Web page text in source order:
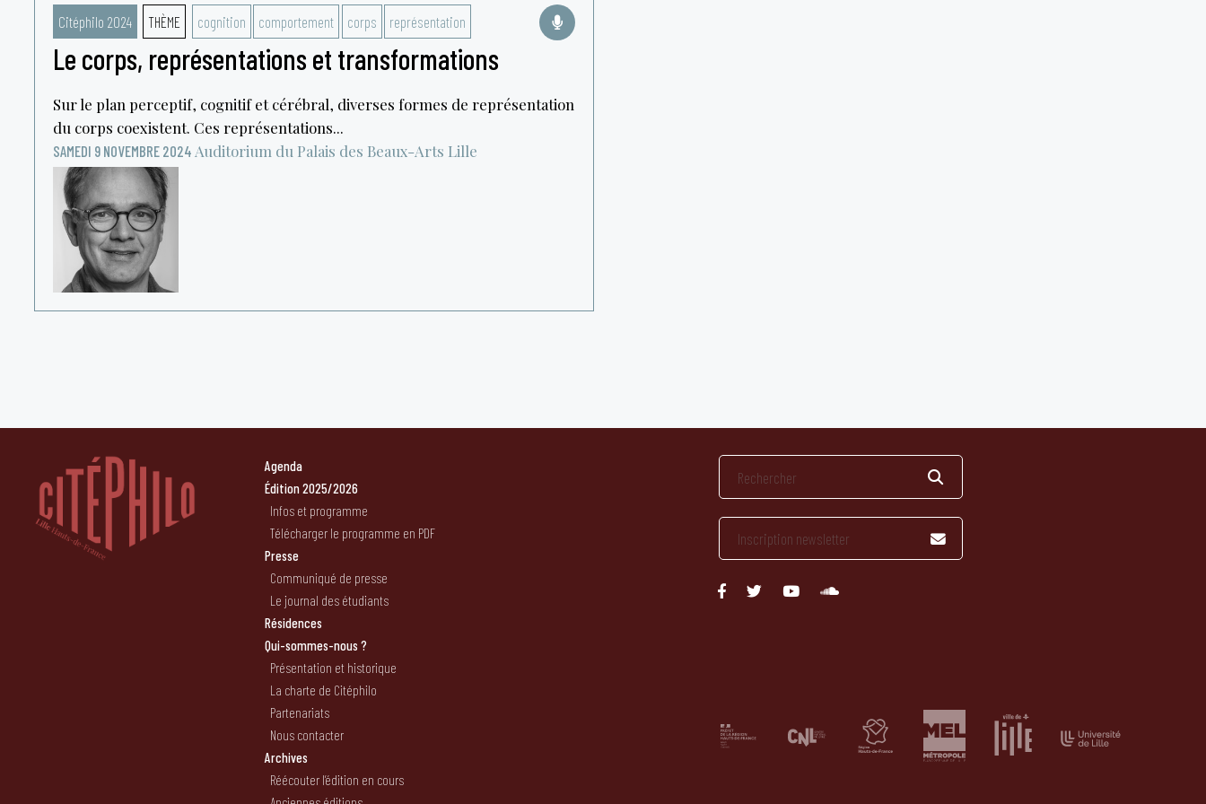
Citéphilo 2024 THÈME cognition comportement corps représentation
Le corps, représentations et transformations
Sur le plan perceptif, cognitif et cérébral, diverses formes de représentation
du corps coexistent. Ces représentations...
SAMEDI 9 NOVEMBRE 2024 Auditorium du Palais des Beaux-Arts Lille
Agenda
Édition 2025/2026
Infos et programme
Télécharger le programme en PDF
Presse
Communiqué de presse
Le journal des étudiants
Résidences
Qui-sommes-nous ?
Présentation et historique
La charte de Citéphilo
Partenariats
Nous contacter
Archives
Réécouter l’édition en cours